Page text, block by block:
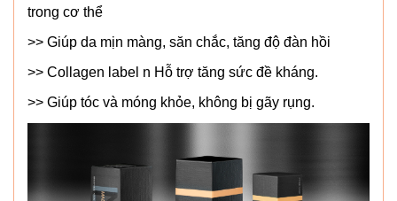
trong cơ thể
>> Giúp da mịn màng, săn chắc, tăng độ đàn hồi
>> Collagen label n Hỗ trợ tăng sức đề kháng.
>> Giúp tóc và móng khỏe, không bị gãy rụng.